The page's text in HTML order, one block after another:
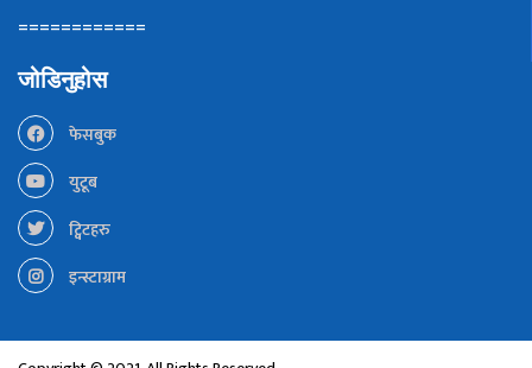
============
जोडिनुहोस
फेसबुक
युटूब
ट्विटहरु
इन्स्टाग्राम